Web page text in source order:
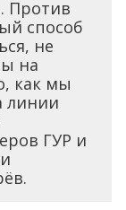
Против
способ
не
на
как мы
линии
ГУР и